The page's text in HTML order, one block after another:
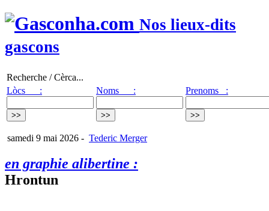
Nos lieux-dits
gascons
Recherche / Cèrca...
Lòcs :
Noms : Prenoms :
samedi 9 mai 2026 - Tederic Merger
en graphie alibertine :
Hrontun